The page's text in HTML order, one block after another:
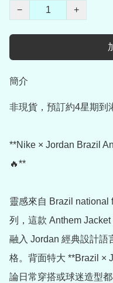
−
+
簡介
非現貨，預訂約4星期到
**Nike × Jordan Brazil
🔥**
靈感來自 Brazil national
列，這款 Anthem
融入 Jordan 經典設計語
格。背面特大 **Brazil ×
論日常穿搭或球迷造型